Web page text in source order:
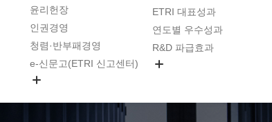
윤리헌장
인권경영
청렴·반부패경영
e-신문고(ETRI 신고센터)
ETRI 대표성과
연도별 우수성과
R&D 파급효과